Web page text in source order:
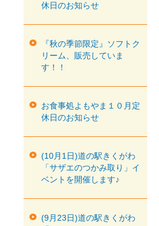
休日のお知らせ
『秋の季節限定』ソフトク
リーム、販売していま
す！！
お食事処よもやま１０月定
休日のお知らせ
(10月1日)道の駅きくがわ
「サザエのつかみ取り」イ
ベントを開催します♪
(9月23日)道の駅きくがわ